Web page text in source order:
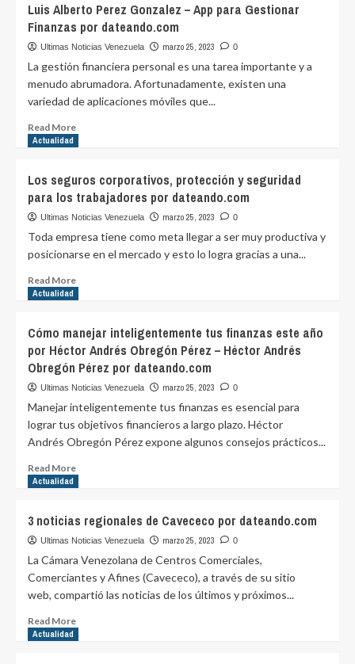
por
purovinotinto.com
de
la
IA
en
comercio
con
Ibrahim
Issa
dateando.com
Luis Alberto Perez Gonzalez – App para Gestionar
Finanzas por dateando.com
Ultimas Noticias Venezuela marzo 25, 2023 0
La gestión financiera personal es una tarea importante y a
menudo abrumadora. Afortunadamente, existen una
variedad de aplicaciones móviles que...
Read MoreRead
Alberto
Perez
Gonzalez
para
Finanzas
Actualidad
Los seguros corporativos, protección y seguridad
para los trabajadores por dateando.com
Ultimas Noticias Venezuela marzo 25, 2023 0
Toda empresa tiene como meta llegar a ser muy productiva y
posicionarse en el mercado y esto lo logra gracias a una...
Read MoreRead
seguros
corporativos,
protección
y
para
los
trabajadores
dateando.com
Actualidad
Cómo manejar inteligentemente tus finanzas este año
por Héctor Andrés Obregón Pérez – Héctor Andrés
Obregón Pérez por dateando.com
Ultimas Noticias Venezuela marzo 25, 2023 0
Manejar inteligentemente tus finanzas es esencial para
lograr tus objetivos financieros a largo plazo. Héctor
Andrés Obregón Pérez expone algunos consejos prácticos...
Read MoreRead
manejar
inteligentemente
tus
finanzas
año
Héctor
Actualidad
3 noticias regionales de Cavececo por dateando.com
Ultimas Noticias Venezuela marzo 25, 2023 0
La Cámara Venezolana de Centros Comerciales,
Comerciantes y Afines (Cavececo), a través de su sitio
web, compartió las noticias de los últimos y próximos...
Read MoreRead
Actualidad